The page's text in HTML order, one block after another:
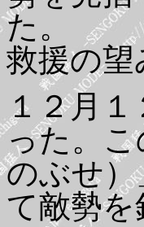
た。
救援の
１２月
った。
のぶせ
て敵勢